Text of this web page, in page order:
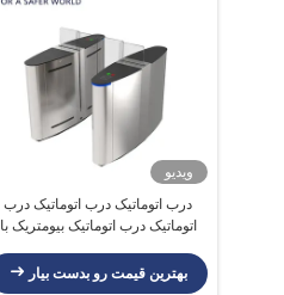
ویدیو
درب اتوماتیک درب اتوماتیک درب
اتوماتیک درب اتوماتیک بیومتریک با
بهترین قیمت رو بدست بیار